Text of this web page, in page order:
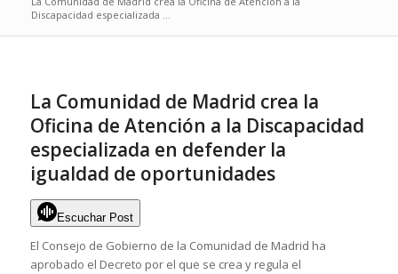
Discapacidad especializada ...
La Comunidad de Madrid crea la
Oficina de Atención a la Discapacidad
especializada en defender la
igualdad de oportunidades
Escuchar Post
El Consejo de Gobierno de la Comunidad de Madrid ha
aprobado el Decreto por el que se crea y regula el